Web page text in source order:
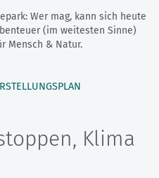
Wer mag, kann sich heute
(im weitesten Sinne)
Mensch & Natur.
Klima